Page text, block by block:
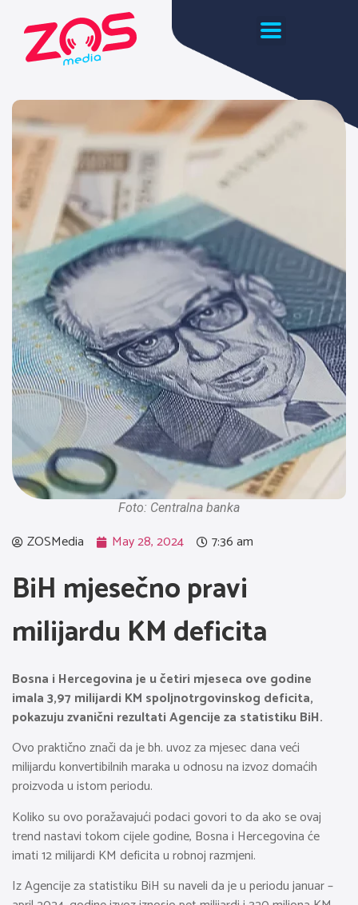
Foto: Centralna banka
ZOSMedia May 28, 2024 7:36 am
BiH mjesečno pravi
milijardu KM deficita
Bosna i Hercegovina je u četiri mjeseca ove godine
imala 3,97 milijardi KM spoljnotrgovinskog deficita,
pokazuju zvanični rezultati Agencije za statistiku BiH.
Ovo praktično znači da je bh. uvoz za mjesec dana veći
milijardu konvertibilnih maraka u odnosu na izvoz domaćih
proizvoda u istom periodu.
Koliko su ovo poražavajući podaci govori to da ako se ovaj
trend nastavi tokom cijele godine, Bosna i Hercegovina će
imati 12 milijardi KM deficita u robnoj razmjeni.
Iz Agencije za statistiku BiH su naveli da je u periodu januar –